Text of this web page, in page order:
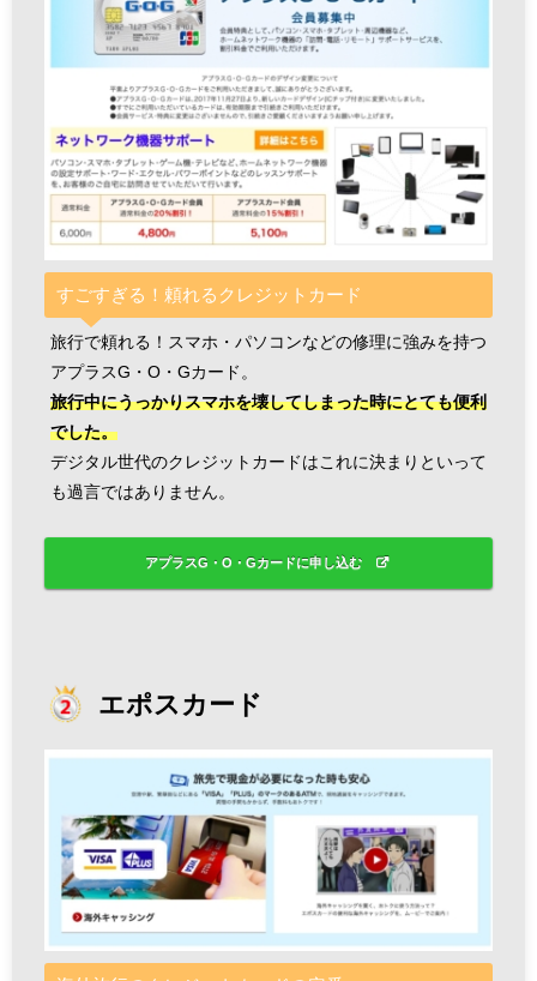
すごすぎる！頼れるクレジットカード
旅行で頼れる！スマホ・パソコンなどの修理に強みを持つ
アプラスG・O・Gカード。
旅行中にうっかりスマホを壊してしまった時にとても便利
でした。
デジタル世代のクレジットカードはこれに決まりといって
も過言ではありません。
アプラスG・O・Gカードに申し込む
エポスカード